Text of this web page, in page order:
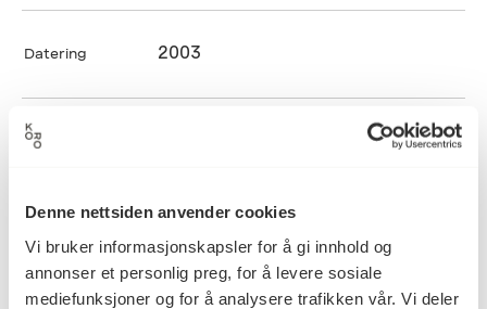
Denne nettsiden anvender cookies
Vi bruker informasjonskapsler for å gi innhold og
annonser et personlig preg, for å levere sosiale
mediefunksjoner og for å analysere trafikken vår. Vi deler
Datering 2003
Kunstner
Installasjon, Trearbeid,
Vegginstallasjon, Veggrelieff